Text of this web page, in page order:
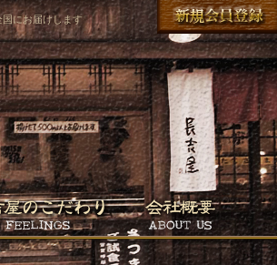
にお届けします